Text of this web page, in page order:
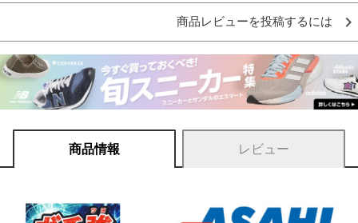
商品レビューを投稿するには
商品情報 レビュー